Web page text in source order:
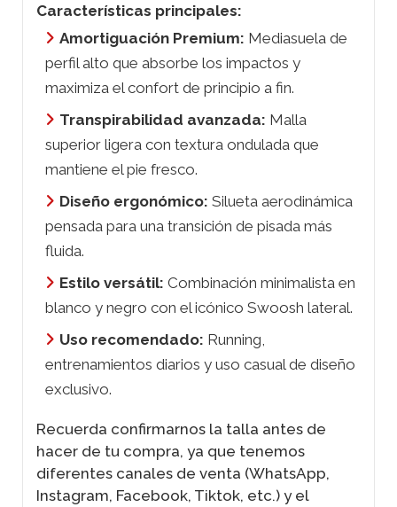
Características principales:
Amortiguación Premium: Mediasuela de
perfil alto que absorbe los impactos y
maximiza el confort de principio a fin.
Transpirabilidad avanzada: Malla
superior ligera con textura ondulada que
mantiene el pie fresco.
Diseño ergonómico: Silueta aerodinámica
pensada para una transición de pisada más
fluida.
Estilo versátil: Combinación minimalista en
blanco y negro con el icónico Swoosh lateral.
Uso recomendado: Running,
entrenamientos diarios y uso casual de diseño
exclusivo.
Recuerda confirmarnos la talla antes de
hacer de tu compra, ya que tenemos
diferentes canales de venta (WhatsApp,
Instagram, Facebook, Tiktok, etc.) y el